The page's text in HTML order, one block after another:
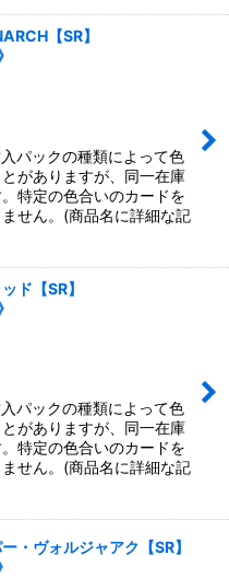
【SR】
パックの種類によって色
がありますが、同一在庫
特定の色合いのカードを
せん。(商品名に詳細な記
ド【SR】
パックの種類によって色
がありますが、同一在庫
特定の色合いのカードを
せん。(商品名に詳細な記
・ヴォルジャアク【SR】